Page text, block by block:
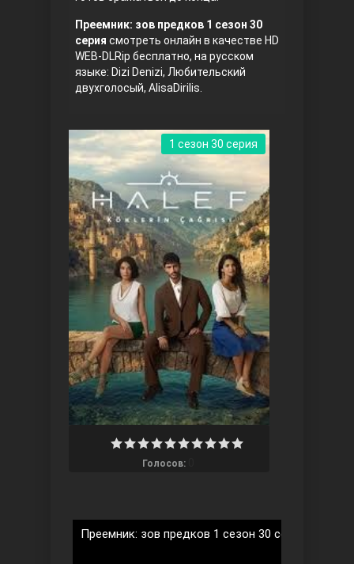
Три сестры
Ветреный холм
Ты назови
Преемник: зов предков 1 сезон 30
серия смотреть онлайн в качестве HD
WEB-DLRip бесплатно, на русском
языке: Dizi Denizi, Любительский
двухголосый, AlisaDirilis.
Голосов:
1 сезон 30 серия
Преемник: зов предков 1 сезон 30 серия на